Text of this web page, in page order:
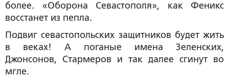
более. «Оборона Севастополя», как Феникс
восстанет из пепла.
Подвиг севастопольских защитников будет жить
в веках! А поганые имена Зеленских,
Джонсонов, Стармеров и так далее сгинут во
мгле.